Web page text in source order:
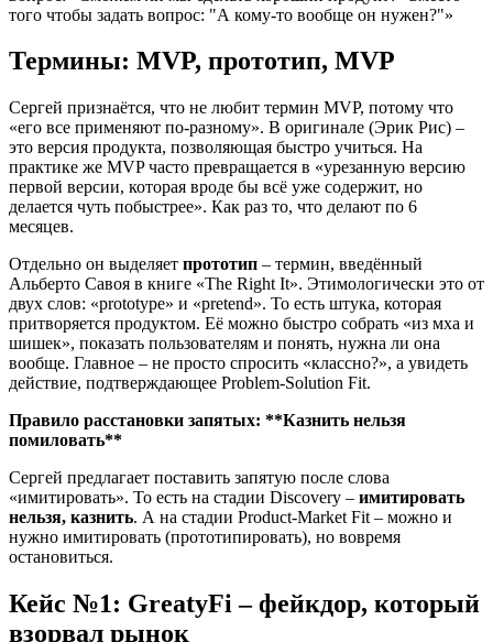
того чтобы задать вопрос: "А кому-то вообще он нужен?"»
Термины: MVP, прототип, MVP
Сергей признаётся, что не любит термин MVP, потому что
«его все применяют по-разному». В оригинале (Эрик Рис) –
это версия продукта, позволяющая быстро учиться. На
практике же MVP часто превращается в «урезанную версию
первой версии, которая вроде бы всё уже содержит, но
делается чуть побыстрее». Как раз то, что делают по 6
месяцев.
Отдельно он выделяет прототип – термин, введённый
Альберто Савоя в книге «The Right It». Этимологически это от
двух слов: «prototype» и «pretend». То есть штука, которая
притворяется продуктом. Её можно быстро собрать «из мха и
шишек», показать пользователям и понять, нужна ли она
вообще. Главное – не просто спросить «классно?», а увидеть
действие, подтверждающее Problem-Solution Fit.
Правило расстановки запятых: **Казнить нельзя
помиловать**
Сергей предлагает поставить запятую после слова
«имитировать». То есть на стадии Discovery – имитировать
нельзя, казнить. А на стадии Product-Market Fit – можно и
нужно имитировать (прототипировать), но вовремя
остановиться.
Кейс №1: GreatyFi – фейкдор, который
взорвал рынок